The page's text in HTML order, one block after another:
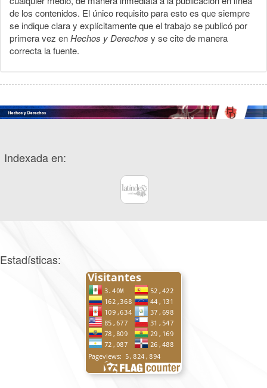
de los contenidos. El único requisito para esto es que siempre
se indique clara y explícitamente que el trabajo se publicó por
primera vez enHechos y Derechos y se cite de manera
correcta la fuente.
Indexada en:
Estadísticas: